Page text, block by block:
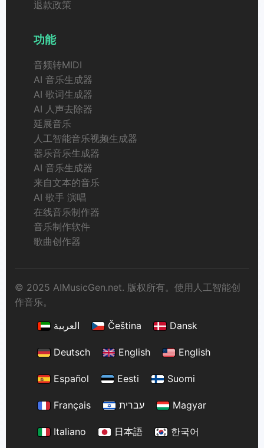
退款政策
功能
音频转MIDI
AI 音乐生成器
AI 歌词生成器
AI 人声去除器
延展音乐
人工智能音乐视频生成器
器乐音乐生成器
AI 音乐生成器
来自文本的音乐
AI 歌手 演唱
在线音乐制作器
音乐制作软件
歌曲创作器
© 2025 AIMusicGen.net. 版权所有。使用人工智能创
作音乐。
العربية
Čeština Dansk
Deutsch English English
Español Eesti Suomi
Français עברית Magyar
Italiano 日本語 한국어